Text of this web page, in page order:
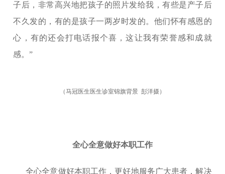
子后，非常高兴地把孩子的照片发给我，有些是产子后
不久发的，有的是孩子一两岁时发的。他们怀有感恩的
心，有的还会打电话报个喜，这让我有荣誉感和成就
感。”
（马冠医生医生诊室锦旗背景 彭洋摄）
全心全意做好本职工作
全心全意做好本职工作，更好地服务广大患者，解决